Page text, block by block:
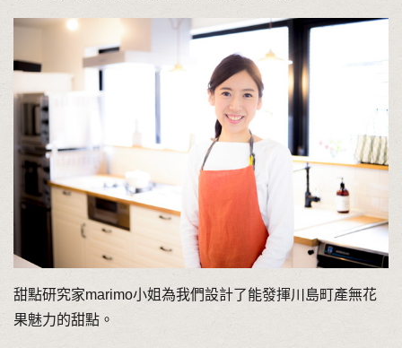
甜點研究家marimo小姐為我們設計了能發揮川島町產無花
果魅力的甜點。